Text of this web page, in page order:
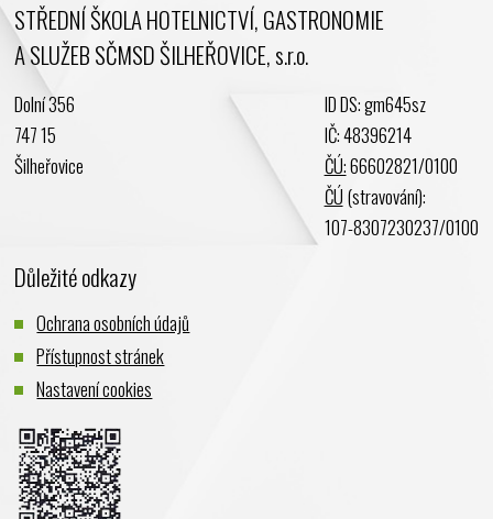
STŘEDNÍ ŠKOLA HOTELNICTVÍ, GASTRONOMIE
A SLUŽEB SČMSD ŠILHEŘOVICE, s.r.o.
Dolní 356
747 15
Šilheřovice
ID DS: gm645sz
IČ: 48396214
ČÚ:66602821/0100
ČÚ (stravování):
107-8307230237/0100
Důležité odkazy
Ochrana osobních údajů
Přístupnost stránek
Nastavení cookies